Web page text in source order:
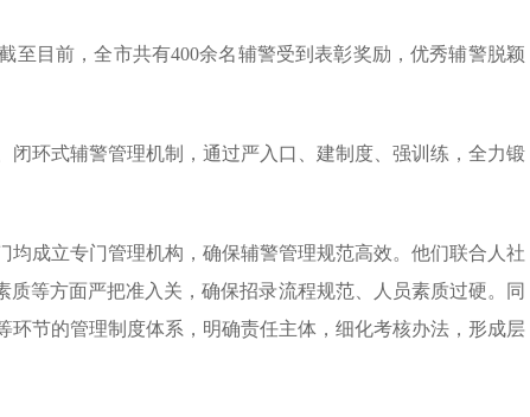
至目前，全市共有400余名辅警受到表彰奖励，优秀辅警脱颖
闭环式辅警管理机制，通过严入口、建制度、强训练，全力锻
成立专门管理机构，确保辅警管理规范高效。他们联合人社
等方面严把准入关，确保招录流程规范、人员素质过硬。同
节的管理制度体系，明确责任主体，细化考核办法，形成层